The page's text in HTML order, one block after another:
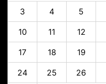
3 4 5
10 11 12
17 18 19
24 25 26